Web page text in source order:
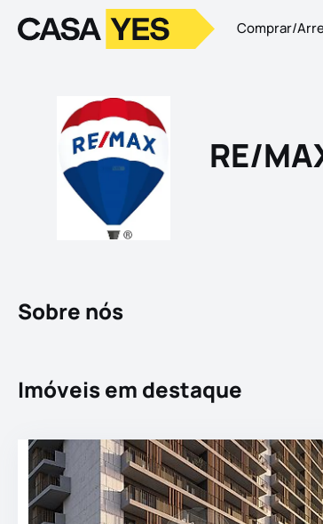
LogoIr para a homepage Comprar/
RE/
Sobre nós
Imóveis em destaque